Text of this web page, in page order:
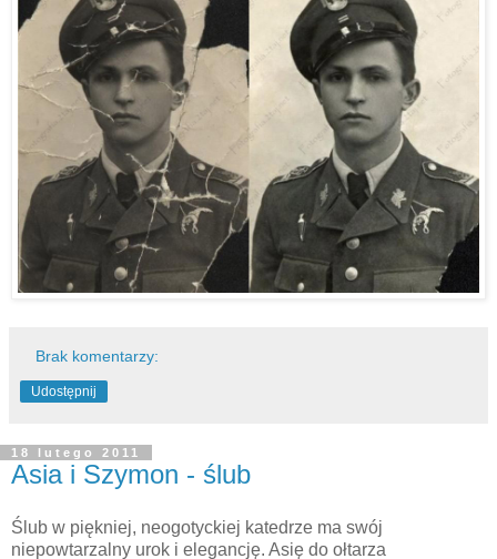
Brak komentarzy:
Udostępnij
18 lutego 2011
Asia i Szymon - ślub
Ślub w piękniej, neogotyckiej katedrze ma swój
niepowtarzalny urok i elegancję. Asię do ołtarza